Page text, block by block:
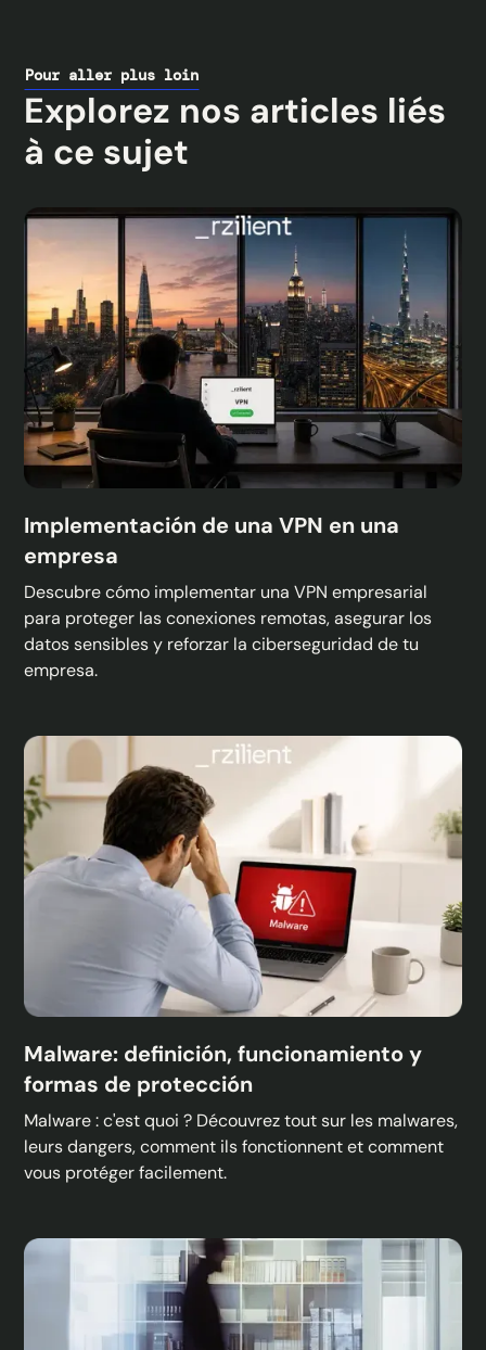
Pour aller plus loin
Explorez nos articles liés
à ce sujet
Implementación de una VPN en una
empresa
Descubre cómo implementar una VPN empresarial
para proteger las conexiones remotas, asegurar los
datos sensibles y reforzar la ciberseguridad de tu
empresa.
Malware: definición, funcionamiento y
formas de protección
Malware : c'est quoi ? Découvrez tout sur les malwares,
leurs dangers, comment ils fonctionnent et comment
vous protéger facilement.